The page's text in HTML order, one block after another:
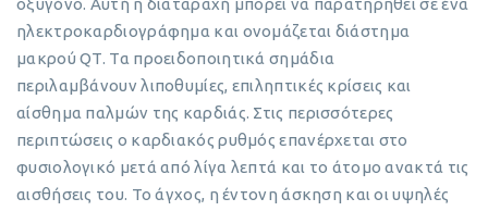
οξυγόνο. Αυτή η διαταραχή μπορεί να παρατηρηθεί σε ένα
ηλεκτροκαρδιογράφημα και ονομάζεται διάστημα
μακρού QT. Τα προειδοποιητικά σημάδια
περιλαμβάνουν λιποθυμίες, επιληπτικές κρίσεις και
αίσθημα παλμών της καρδιάς. Στις περισσότερες
περιπτώσεις ο καρδιακός ρυθμός επανέρχεται στο
φυσιολογικό μετά από λίγα λεπτά και το άτομο ανακτά τις
αισθήσεις του. Το άγχος, η έντονη άσκηση και οι υψηλές